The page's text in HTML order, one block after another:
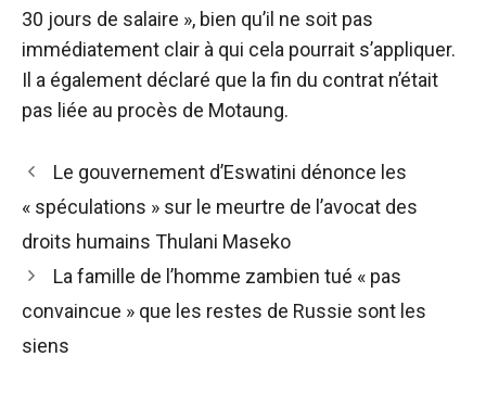
30 jours de salaire », bien qu’il ne soit pas
immédiatement clair à qui cela pourrait s’appliquer.
Il a également déclaré que la fin du contrat n’était
pas liée au procès de Motaung.
Navigation
des
Le gouvernement d’Eswatini dénonce les
« spéculations » sur le meurtre de l’avocat des
droits humains Thulani Maseko
La famille de l’homme zambien tué « pas
convaincue » que les restes de Russie sont les
siens